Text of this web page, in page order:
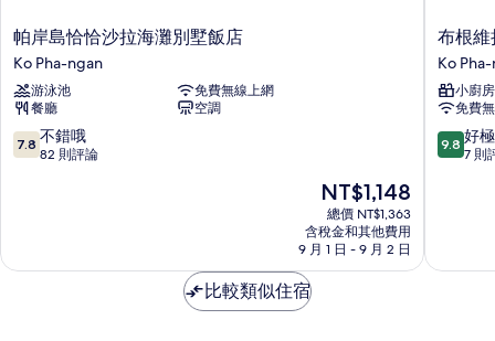
所
有
相
片
情
帕
岸
島
恰
恰
沙
拉
店
帕岸島恰恰沙拉海灘別墅飯店
Ko Pha-ngan
游泳池
免費無線上網
餐廳
空調
7.8
分，
錯
7.8 不錯哦
82 則評論
現
在
價
格
為
NT$1,148
總價 NT$1,363
含稅金和其他費用
9 月 1 日 - 9 月 2 日
布
根
維
拉
沙
拉
海
Pha-
布根維
Ko
小廚房
免費
9.8
分，
極
9.8 好
7 則
比較類似住宿